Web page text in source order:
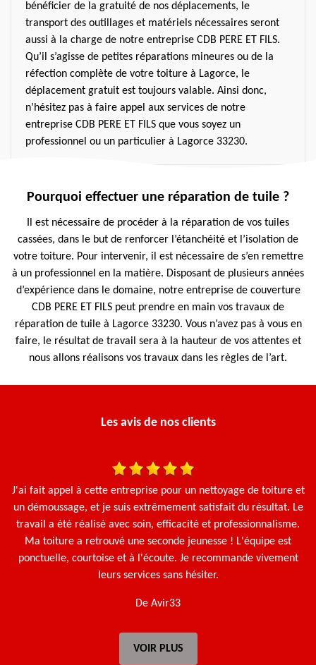
bénéficier de la gratuité de nos déplacements, le
transport des outillages et matériels nécessaires seront
aussi à la charge de notre entreprise CDB PERE ET FILS.
Qu’il s’agisse de petites réparations mineures ou de la
réfection complète de votre toiture à Lagorce, le
déplacement gratuit est toujours valable. Ainsi donc,
n’hésitez pas à faire appel aux services de notre
entreprise CDB PERE ET FILS que vous soyez un
professionnel ou un particulier à Lagorce 33230.
Pourquoi effectuer une réparation de tuile ?
Il est nécessaire de procéder à la réparation de vos tuiles
cassées, dans le but de renforcer l’étanchéité et l’isolation de
votre toiture. Pour intervenir, il est nécessaire de s’en remettre
à un professionnel en la matière. Disposant de plusieurs années
d’expérience dans le domaine, notre entreprise de couverture
CDB PERE ET FILS peut prendre en main vos travaux de
réparation de tuile à Lagorce 33230. Vous n’avez pas à vous en
faire, le résultat de travail sera à la hauteur de vos attentes et
nous allons réalisons vos travaux dans les règles de l’art.
Les avis de nos clients
J'ai fait appel à cette entreprise pour un nettoyage de toiture et
un démoussage, et je suis extrêmement satisfait du résultat. Le
travail a été réalisé avec soin, efficacité et professionnalisme.
Ma toiture a retrouvé une seconde jeunesse ! L'équipe est
ponctuelle, courtoise et à l'écoute. Je recommande vivement
leurs services sans hésiter.
De Avir33
VOIR PLUS